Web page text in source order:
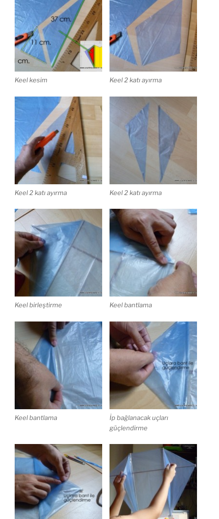
Keel kesim Keel 2 katı ayırma
Keel 2 katı ayırma Keel 2 katı ayırma
Keel birleştirme Keel bantlama
Keel bantlama
İp bağlanacak uçları
güçlendirme